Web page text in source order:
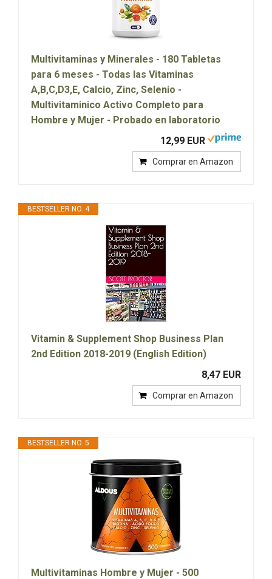
Multivitaminas y Minerales - 180 Tabletas
para 6 meses - Todas las Vitaminas
A,B,C,D3,E, Calcio, Zinc, Selenio -
Multivitaminico Activo Completo para
Hombre y Mujer - Probado en laboratorio
12,99 EUR
Comprar en Amazon
BESTSELLER NO. 4
Vitamin & Supplement Shop Business Plan
2nd Edition 2018-2019 (English Edition)
8,47 EUR
Comprar en Amazon
BESTSELLER NO. 5
Multivitaminas Hombre y Mujer - 500